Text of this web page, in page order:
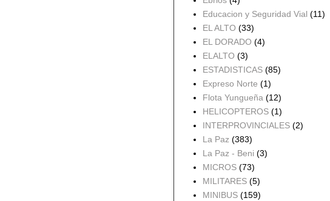
Educacion y Seguridad Vial (11)
EL ALTO (33)
EL DORADO (4)
ELALTO (3)
ESTADISTICAS (85)
Expreso Norte (1)
Flota Yungueña (12)
HELICOPTEROS (1)
INTERPROVINCIALES (2)
La Paz (383)
La Paz - Beni (3)
MICROS (73)
MILITARES (5)
MINIBUS (159)